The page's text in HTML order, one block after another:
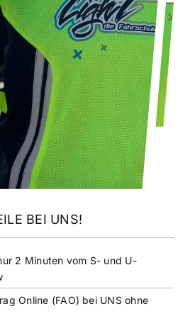
BEI UNS!
2 Minuten vom S- und U-
Online (FAO) bei UNS ohne